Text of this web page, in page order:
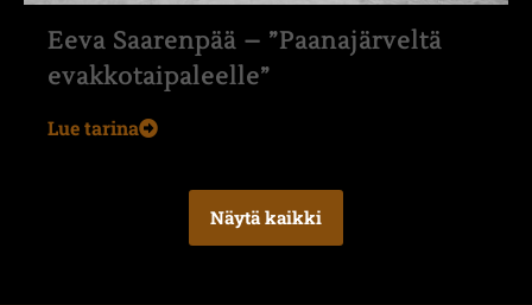
Eeva Saarenpää – ”Paanajärveltä
evakkotaipaleelle”
Lue tarina
Näytä kaikki